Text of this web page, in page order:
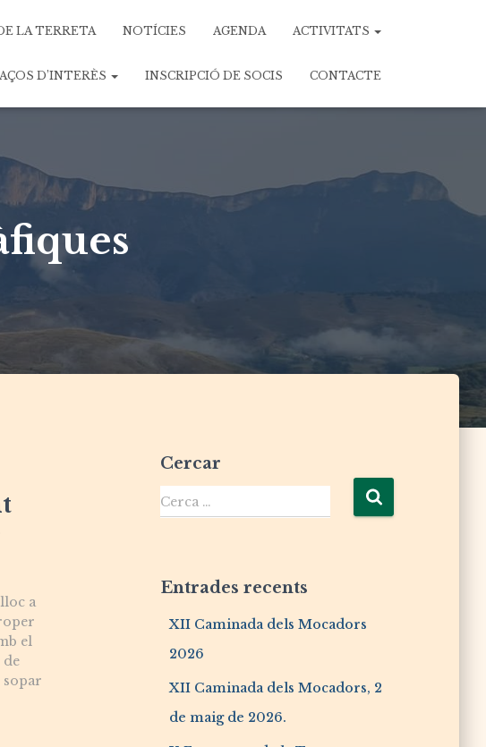
LA TERRETA NOTÍCIES AGENDA ACTIVITATS
D’INTERÈS INSCRIPCIÓ DE SOCIS CONTACTE
a
el
de
sopar
Cercar
Cerca …
Entrades recents
XII Caminada dels Mocadors
2026
XII Caminada dels Mocadors, 2
de maig de 2026.